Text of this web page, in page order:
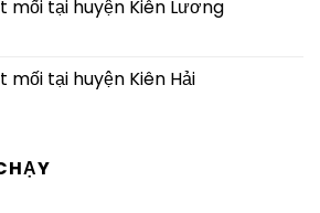
mối tại huyện Kiên Lương
mối tại huyện Kiên Hải